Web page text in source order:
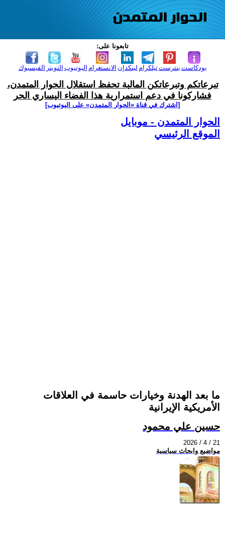
تابعونا على:
الفيسبوك التويتر اليوتيوب الانستغرام لينكدإن تيلكرامبنترست بودكاست
تبرعاتكم وتبرعاتكن المالية تحفظ استقلال الحوار المتمدن،
فشاركونا في دعم استمرارية هذا الفضاء اليساري الحر
[اشترك في قناة ‫«الحوار المتمدن» على اليوتيوب]
الحوار المتمدن - موبايل
الموقع الرئيسي
ما بعد الهدنة وخيارات حاسمة في العلاقات
الأمريكية الإيرانية
حسين علي محمود
2026 / 4 / 21
مواضيع وابحاث سياسية